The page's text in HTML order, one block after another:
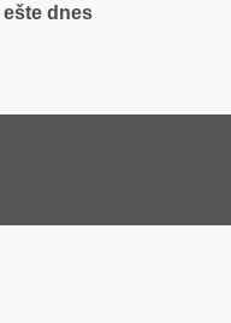
ešte dnes